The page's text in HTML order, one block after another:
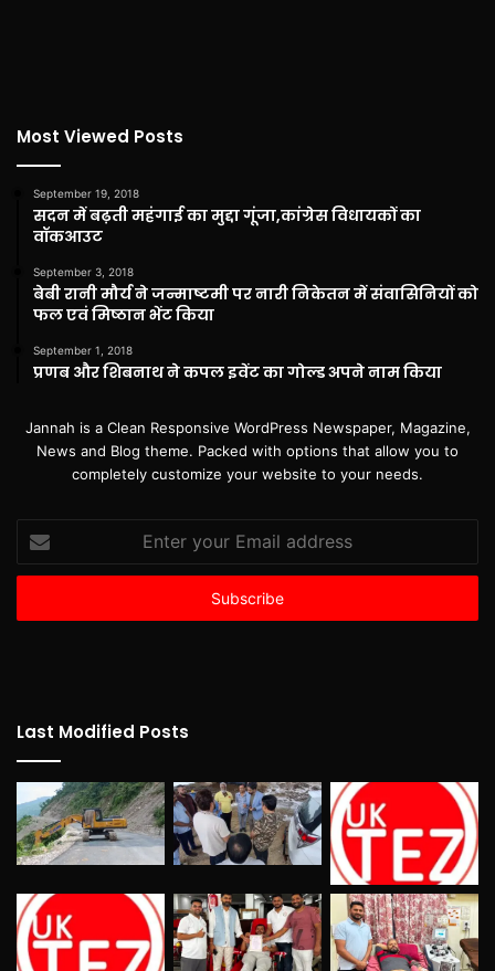
Most Viewed Posts
September 19, 2018
सदन में बढ़ती महंगाई का मुद्दा गूंजा,कांग्रेस विधायकों का
वॉकआउट
September 3, 2018
बेबी रानी मौर्य ने जन्माष्टमी पर नारी निकेतन में संवासिनियों को
फल एवं मिष्ठान भेंट किया
September 1, 2018
प्रणब और शिबनाथ ने कपल इवेंट का गोल्ड अपने नाम किया
Jannah is a Clean Responsive WordPress Newspaper, Magazine,
News and Blog theme. Packed with options that allow you to
completely customize your website to your needs.
your
Email
Last Modified Posts